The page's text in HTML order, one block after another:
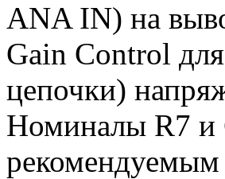
ANA IN) на
Gain Control
цепочки)
Номиналы R7 и